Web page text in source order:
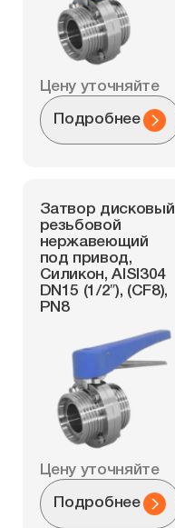
Цену уточняйте
Подробнее
Затвор дисковый
резьбовой
нержавеющий
под привод,
Силикон, AISI304
DN15 (1/2″), (CF8),
PN8
Цену уточняйте
Подробнее